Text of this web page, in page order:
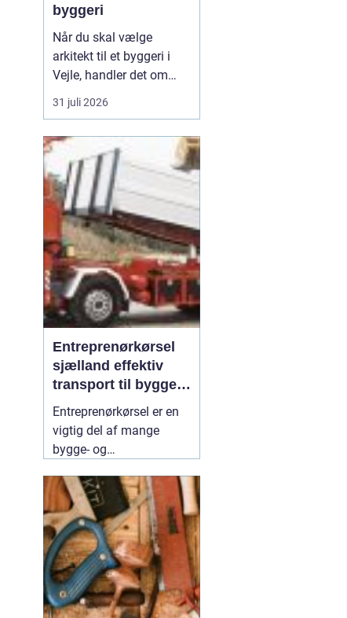
byggeri
Når du skal vælge
arkitekt til et byggeri i
Vejle, handler det om
meget mere end flotte
streger på papir. En
dig med at skabe
rammerne for
hverdagen, udnytte
grunden optimalt og
undgå dyre fejltagelser
undervejs. I en by som
V...
31 juli 2026
Entreprenørkørsel
sjælland effektiv
transport til bygge-
og anlægsopgaver
Entreprenørkørsel er en
vigtig del af mange
bygge- og
Sjælland. Uden sikker og
effektiv transport af
materialer, maskiner og
jord kan tidsplaner
skride, og omkostninger
vokse. Når der vælges en
erfaren31 juli 2026